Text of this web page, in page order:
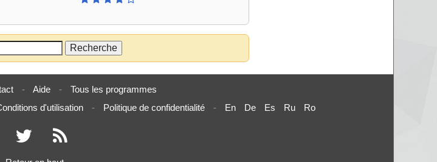
- Aide -
Tous les programmes
d'utilisation - Politique de confidentialité - En De Es Ru Ro